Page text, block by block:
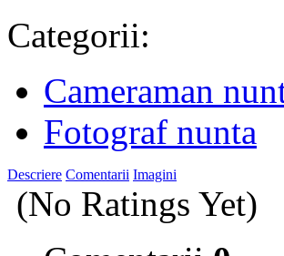
Categorii:
Cameraman
Fotograf nunta
Descriere Comentarii Imagini
(No Ratings Yet)